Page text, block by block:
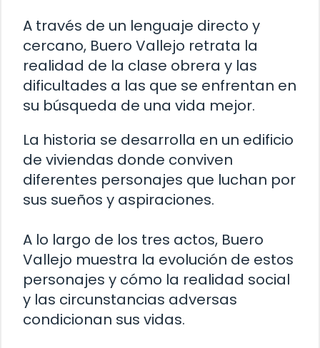
A través de un lenguaje directo y
cercano, Buero Vallejo retrata la
realidad de la clase obrera y las
dificultades a las que se enfrentan en
su búsqueda de una vida mejor.
La historia se desarrolla en un edificio
de viviendas donde conviven
diferentes personajes que luchan por
sus sueños y aspiraciones.
A lo largo de los tres actos, Buero
Vallejo muestra la evolución de estos
personajes y cómo la realidad social
y las circunstancias adversas
condicionan sus vidas.